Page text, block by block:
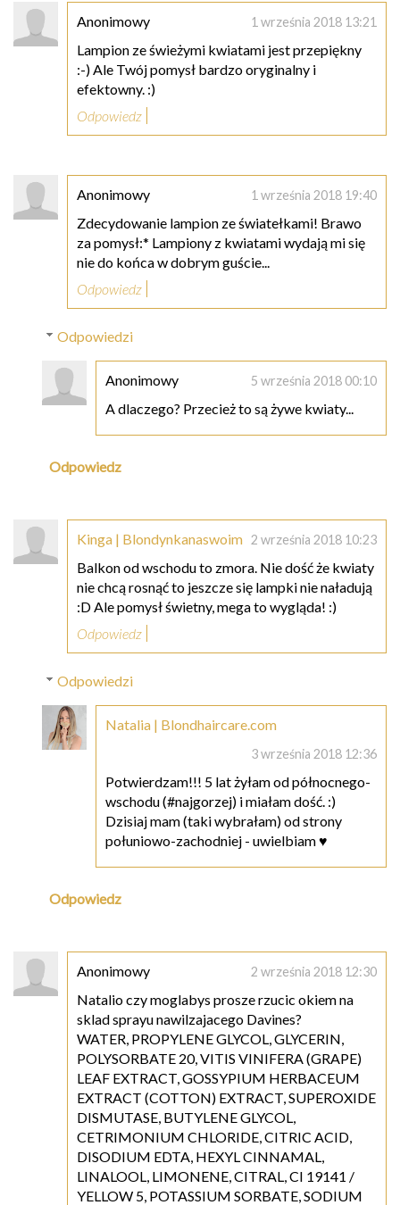
Anonimowy 1 września 2018 13:21
Lampion ze świeżymi kwiatami jest przepiękny
:-) Ale Twój pomysł bardzo oryginalny i
efektowny. :)
Odpowiedz
Anonimowy 1 września 2018 19:40
Zdecydowanie lampion ze światełkami! Brawo
za pomysł:* Lampiony z kwiatami wydają mi się
nie do końca w dobrym guście...
Odpowiedz
Odpowiedzi
Anonimowy 5 września 2018 00:10
A dlaczego? Przecież to są żywe kwiaty...
Odpowiedz
Kinga | Blondynkanaswoim 2 września 2018 10:23
Balkon od wschodu to zmora. Nie dość że kwiaty
nie chcą rosnąć to jeszcze się lampki nie naładują
:D Ale pomysł świetny, mega to wygląda! :)
Odpowiedz
Odpowiedzi
Natalia | Blondhaircare.com
3 września 2018 12:36
Potwierdzam!!! 5 lat żyłam od północnego-
wschodu (#najgorzej) i miałam dość. :)
Dzisiaj mam (taki wybrałam) od strony
połuniowo-zachodniej - uwielbiam ♥
Odpowiedz
Anonimowy 2 września 2018 12:30
Natalio czy moglabys prosze rzucic okiem na
sklad sprayu nawilzajacego Davines?
WATER, PROPYLENE GLYCOL, GLYCERIN,
POLYSORBATE 20, VITIS VINIFERA (GRAPE)
LEAF EXTRACT, GOSSYPIUM HERBACEUM
EXTRACT (COTTON) EXTRACT, SUPEROXIDE
DISMUTASE, BUTYLENE GLYCOL,
CETRIMONIUM CHLORIDE, CITRIC ACID,
DISODIUM EDTA, HEXYL CINNAMAL,
LINALOOL, LIMONENE, CITRAL, CI 19141 /
YELLOW 5, POTASSIUM SORBATE, SODIUM